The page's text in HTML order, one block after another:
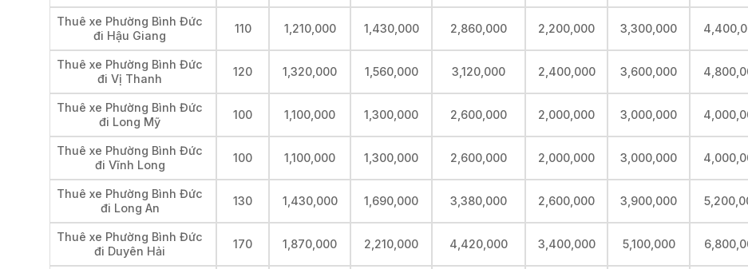
Thuê xe Phường Bình Đức
đi Hậu Giang
110 1,210,000 1,430,000 2,860,000 2,200,000 3,300,000
Thuê xe Phường Bình Đức
đi Vị Thanh
120 1,320,000 1,560,000 3,120,000 2,400,000 3,600,000
Thuê xe Phường Bình Đức
đi Long Mỹ
100 1,100,000 1,300,000 2,600,000 2,000,000 3,000,000
Thuê xe Phường Bình Đức
đi Vĩnh Long
100 1,100,000 1,300,000 2,600,000 2,000,000 3,000,000
Thuê xe Phường Bình Đức
đi Long An
130 1,430,000 1,690,000 3,380,000 2,600,000 3,900,000
Thuê xe Phường Bình Đức
đi Duyên Hải
170 1,870,000 2,210,000 4,420,000 3,400,000 5,100,000